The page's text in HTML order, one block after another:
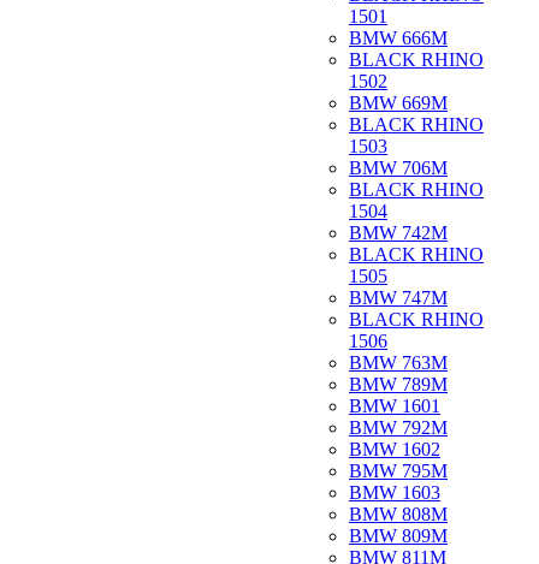
1501
BMW 666M
BLACK RHINO
1502
BMW 669M
BLACK RHINO
1503
BMW 706M
BLACK RHINO
1504
BMW 742M
BLACK RHINO
1505
BMW 747M
BLACK RHINO
1506
BMW 763M
BMW 789M
BMW 1601
BMW 792M
BMW 1602
BMW 795M
BMW 1603
BMW 808M
BMW 809M
BMW 811M